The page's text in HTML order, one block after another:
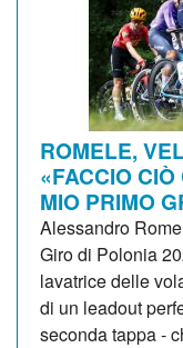
ROMELE,
«FACCIO
MIO PRIMO
Alessandro
Giro di Polonia
lavatrice delle
di un leadout
seconda tappa -